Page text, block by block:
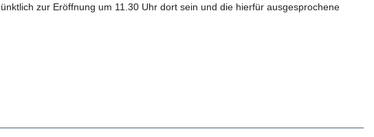
zur Eröffnung um 11.30 Uhr dort sein und die hierfür ausgesprochene